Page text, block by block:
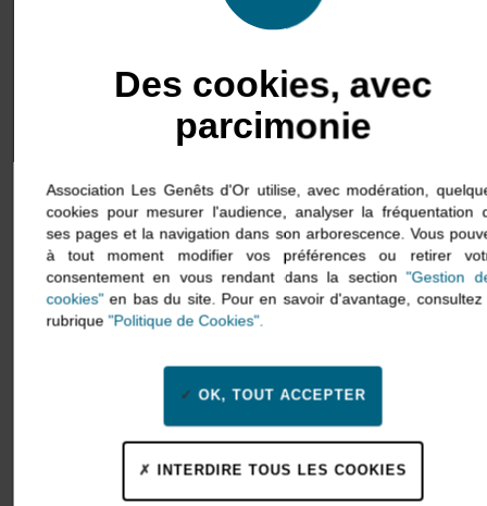
Manon Simier
Psychologue
Des cookies, avec
parcimonie
Association Les Genêts d'Or utilise, avec modération,
cookies pour mesurer l'audience, analyser la fréquentation
ses pages et la navigation dans son arborescence. Vous
à tout moment modifier vos préférences ou retirer
consentement en vous rendant dans la section"Gestion
cookies"en bas du site. Pour en savoir d'avantage, consultez
rubrique"Politique de Cookies".
OK, TOUT ACCEPTER
INTERDIRE TOUS LES COOKIES